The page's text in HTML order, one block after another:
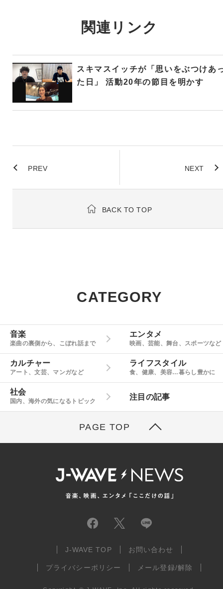
関連リンク
スキマスイッチが「思いをぶつけあ
た日」 活動20年の節目を明かす
PREV NEXT
BACK TO TOP
CATEGORY
音楽
楽曲の裏側から、こぼれ話まで
エンタメ
映画、芸能、舞台、スポーツなど
カルチャー
アート、文芸、マンガなど
ライフスタイル
食、健康、美容…暮らし豊かに
社会
国内、海外の気になるトピック
注目の記事
PAGE TOP
J-WAVE TOP お問い合わせ
プライバシーポリシー メール登録/解除